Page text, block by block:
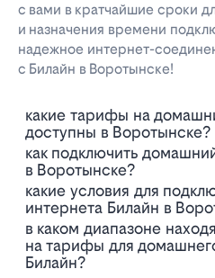
с вами в кратчайшие сроки
и назначения времени
надежное интернет-
с Билайн в Воротынске!
Какие тарифы на домашний интернет Билайн
доступны в Воротынске?
Как подключить домашний интернет Билайн
в Воротынске?
Какие условия для подключения домашнего
интернета Билайн в
В каком диапазоне находятся цены
на тарифы для
Билайн?